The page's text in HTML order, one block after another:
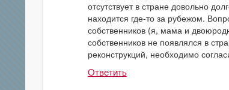
отсутствует в стране довольно
находится где-то за рубежом.
собственников (я, мама и
собственников не появлялся в
реконструкций, необходимо
Ответить